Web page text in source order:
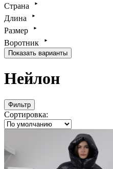
Страна
Длина
Размер
Воротник
Показать варианты
Нейлон
Фильтр
Сортировка: